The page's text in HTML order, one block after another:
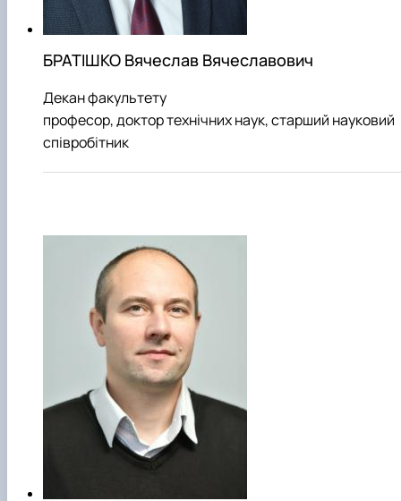
БРАТІШКО Вячеслав Вячеславович
Декан факультету
прoфесор, доктор технічних наук, старший науковий
співробітник